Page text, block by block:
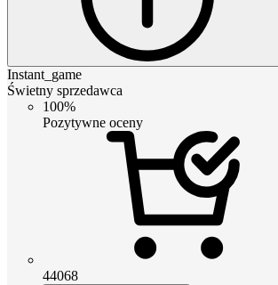
Instant_game
Świetny sprzedawca
100%
Pozytywne oceny
44068